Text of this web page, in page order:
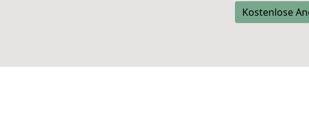
Kostenlose